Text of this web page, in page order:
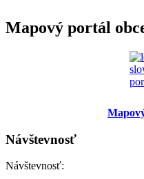
Mapový portál
Návštevnosť
Návštevnosť: